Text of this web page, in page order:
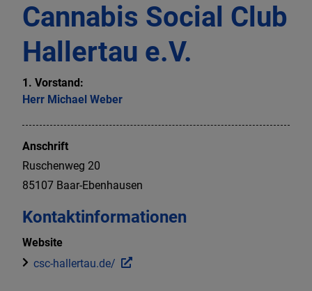
Cannabis Social Club
Hallertau e.V.
1. Vorstand:
Herr Michael Weber
Anschrift
Ruschenweg 20
85107 Baar-Ebenhausen
Kontaktinformationen
Website
csc-hallertau.de/